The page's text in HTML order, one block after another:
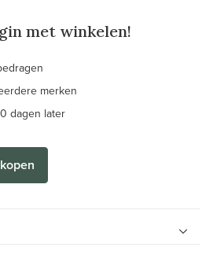
met winkelen!
merken
dagen later